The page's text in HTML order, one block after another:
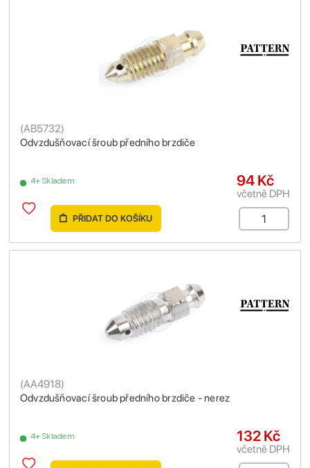
Odvzdušňovací šroub předního brzdiče
(AB5732)
4+ Skladem 94 Kč
včetně DPH
PŘIDAT DO KOŠÍKU
Odvzdušňovací šroub předního brzdiče - nerez
(AA4918)
4+ Skladem 132 Kč
včetně DPH